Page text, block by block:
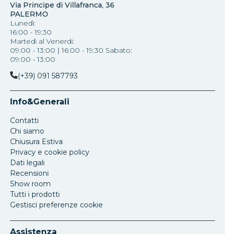
Via Principe di Villafranca, 36
PALERMO
Lunedì:
16:00 - 19:30
Martedì al Venerdi:
09:00 - 13:00 | 16:00 - 19:30 Sabato:
09:00 - 13:00
(+39) 091 587793
Info&Generali
Contatti
Chi siamo
Chiusura Estiva
Privacy e cookie policy
Dati legali
Recensioni
Show room
Tutti i prodotti
Gestisci preferenze cookie
Assistenza